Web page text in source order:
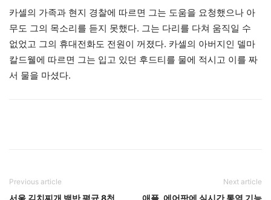
카셀의 가족과 현지 경찰에 따르면 그는 도움을 요청했으나 아
무도 그의 목소리를 듣지 못했다. 그는 다리를 다쳐 움직일 수
없었고 그의 휴대전화도 전원이 꺼졌다. 카셀의 아버지인 델마
칼드웰에 따르면 그는 입고 있던 후드티를 물에 적시고 이를 짜
서 물을 마셨다.
Previous article Next article